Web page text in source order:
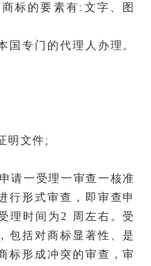
标的要素有:文字、图
国专门的代理人办理。
明文件;
请一受理一审查一核准
行形式审查，即审查申
理时间为2 周左右。受
包括对商标显著性、是
标形成冲突的审查，审